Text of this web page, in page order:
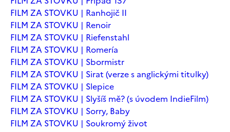
FILM ZA STOVKU | Ranhojič II
FILM ZA STOVKU | Renoir
FILM ZA STOVKU | Riefenstahl
FILM ZA STOVKU | Romería
FILM ZA STOVKU | Sbormistr
FILM ZA STOVKU | Sirat (verze s anglickými titulky)
FILM ZA STOVKU | Slepice
FILM ZA STOVKU | Slyšíš mě? (s úvodem IndieFilm)
FILM ZA STOVKU | Sorry, Baby
FILM ZA STOVKU | Soukromý život